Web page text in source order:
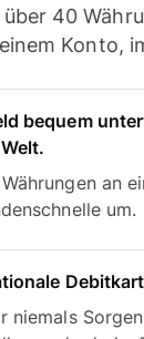
40
Konto,
bequem
an
um.
niemals